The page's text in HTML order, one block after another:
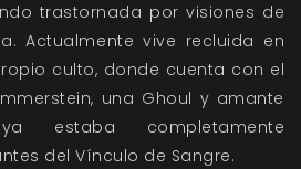
trastornada por visiones de
Actualmente vive recluida en
culto, donde cuenta con el
una Ghoul y amante
estaba completamente
del Vínculo de Sangre.